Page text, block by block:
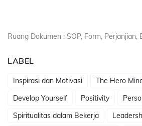
Ruang Dokumen : SOP, Form, Perjanjian,
LABEL
Inspirasi dan Motivasi
The Hero
Develop Yourself
Positivity
Spiritualitas dalam Bekerja